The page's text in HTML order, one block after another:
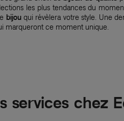
les plus tendances du
bijouqui révèlera votre style. Une
marqueront ce moment unique.
services chez